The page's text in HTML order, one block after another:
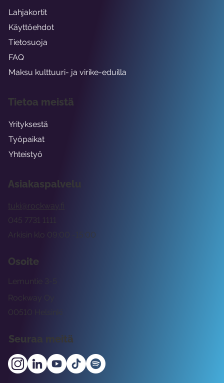
Asiakaspalvelu
tuki@rockway.fi
Arkisin klo 09:00 -15:00
045 7731 1111
Osoite
Rockway Oy
Lemuntie 3-5
00510 Helsinki
Seuraa meitä
Lahjakortit
Käyttöehdot
Tietosuoja
FAQ
Maksu kulttuuri- ja virike-eduilla
Tietoa meistä
Yrityksestä
Työpaikat
Yhteistyö